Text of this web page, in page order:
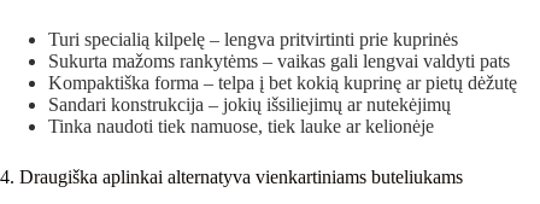
Turi specialią kilpelę – lengva pritvirtinti prie kuprinės
Sukurta mažoms rankytėms – vaikas gali lengvai valdyti pats
Kompaktiška forma – telpa į bet kokią kuprinę ar pietų dėžutę
Sandari konstrukcija – jokių išsiliejimų ar nutekėjimų
Tinka naudoti tiek namuose, tiek lauke ar kelionėje
4. Draugiška aplinkai alternatyva vienkartiniams buteliukams